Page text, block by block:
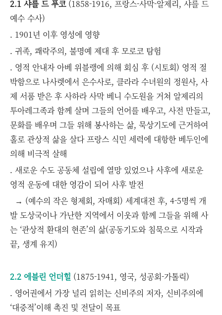
2.1 샤를 드 푸코(1858-1916, 프랑스-사막-알제리, 샤를 드
예수 수사)
. 1901년 이후 영성에 영향
. 귀족, 쾌락주의, 불명예 제대 후 모로코 탐험
. 영적 안내자 아베 위블랭에 의해 회심 후 (시토회) 영적 절
박함으로 나사렛에서 은수사로, 클라라 수녀원의 정원사, 사
제 서품 받은 후 사하라 사막 베니 수도원을 거쳐 알제리의
투아레그족과 함께 살며 그들의 언어를 배우고, 사전 만들고,
문화를 배우며 그들 위해 봉사하는 삶, 묵상기도에 근거하여
홀로 관상적 삶을 살다 프랑스 식민 세력에 대항한 베두인에
의해 비극적 살해
. 새로운 수도 공동체 설립에 열망 있었으나 사후에 새로운
영적 운동에 대한 영감이 되어 사후 발전
→ (예수의 작은 형제회, 자매회) 세계대전 후, 4-5명씩 개
발 도상국이나 가난한 지역에서 이웃과 함께 그들을 위해 사
는 ‘관상적 환대의 현존’의 삶(공동기도와 침묵으로 시작과
끝, 생계 유지)
2.2 에블린 언더힐 (1875-1941, 영국, 성공회-가톨릭)
. 영어권에서 가장 널리 읽히는 신비주의 저자, 신비주의에
‘대중적’이해 촉진 및 전달이 목표